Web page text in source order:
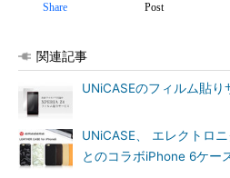
Share Post
関連記事
UNiCASEのフィルム貼
UNiCASE、 エレクトロ
とのコラボiPhone 6ケー